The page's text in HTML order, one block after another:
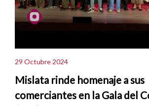
29 Octubre 2024
Mislata rinde homenaje a sus
comerciantes en la Gala del